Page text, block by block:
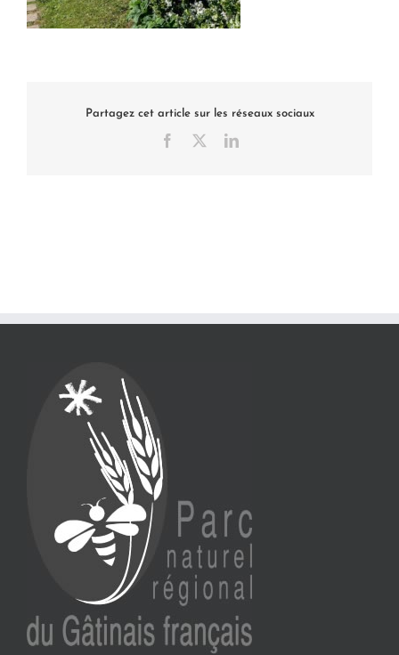
Partagez cet article sur les réseaux sociaux
Facebook LinkedIn